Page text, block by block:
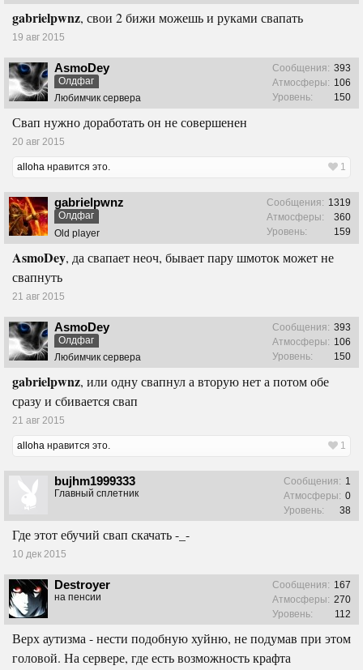
gabrielpwnz, свои 2 бижи можешь и руками свапать
19 авг 2015
AsmoDey
Олдфаг
Любимчик сервера
Сообщения: 393
Атмосферы: 106
Уровень:
150
Свап нужно доработать он не совершенен
20 авг 2015
alloha нравится это. 1
gabrielpwnz
Олдфаг
Old player
Сообщения: 1319
Атмосферы:
360
Уровень:
159
AsmoDey, да свапает неоч, бывает пару шмоток может не
свапнуть
21 авг 2015
AsmoDey
Олдфаг
Любимчик сервера
Сообщения: 393
Атмосферы: 106
Уровень:
150
gabrielpwnz, или одну свапнул а вторую нет а потом обе
сразу и сбивается свап
21 авг 2015
alloha нравится это. 1
bujhm1999333
Главный сплетник
Сообщения: 1
Атмосферы: 0
Уровень:
38
Где этот ебучий свап скачать -_-
10 дек 2015
Destroyer
на пенсии
Сообщения: 167
Атмосферы: 270
Уровень:
112
Верх аутизма - нести подобную хуйню, не подумав при этом
головой. На сервере, где есть возможность крафта